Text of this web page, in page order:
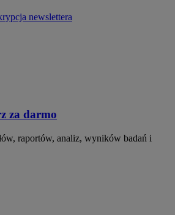
newslettera
za darmo
raportów, analiz, wyników badań i